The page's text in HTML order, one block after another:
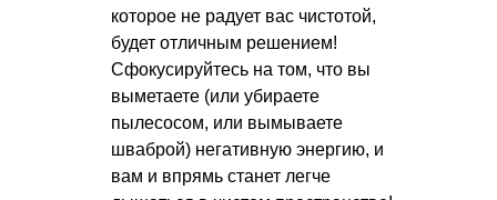
которое не радует вас чистотой,
будет отличным решением!
Сфокусируйтесь на том, что вы
выметаете (или убираете
пылесосом, или вымываете
шваброй) негативную энергию, и
вам и впрямь станет легче